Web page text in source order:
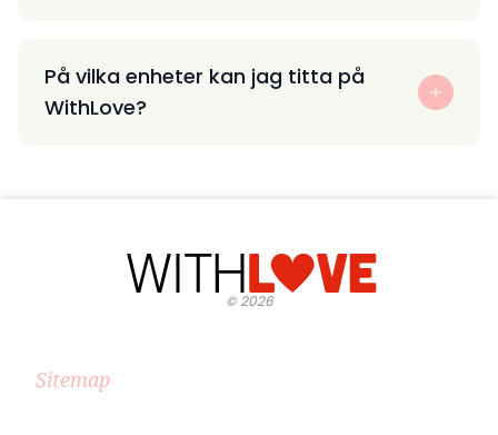
På vilka enheter kan jag titta på
WithLove?
©2026
Sitemap